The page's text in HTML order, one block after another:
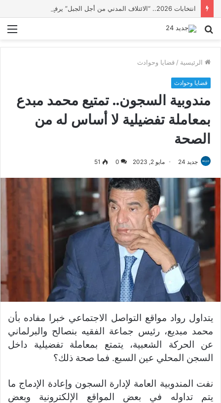
بحث
الرئيسية / قضايا وحوادث
قضايا وحوادث
مندوبية السجون.. تمتيع محمد مبدع
بمعاملة تفضيلية لا أساس له من
الصحة
جديد 24 مايو 2, 2023 0
51
يتداول رواد مواقع التواصل الاجتماعي خبرا مفاده بأن
محمد مبديع، رئيس جماعة الفقيه بنصالح والبرلماني
عن الحركة الشعبية، يتمتع بمعاملة تفضيلية داخل
السجن المحلي عين السبع. فما صحة ذلك؟
نفت المندوبية العامة لإدارة السجون وإعادة الإدماج ما
يتم تداوله في بعض المواقع الإلكترونية وبعض